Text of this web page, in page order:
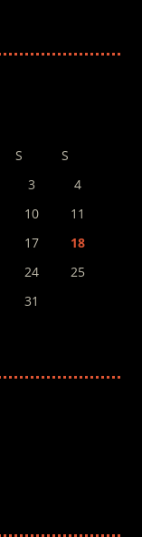
S
S
3
4
10
11
17
18
24
25
31